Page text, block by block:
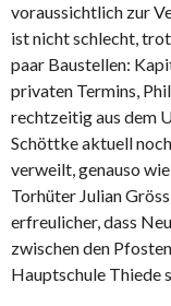
voraussichtlich zur
ist nicht schlecht,
paar Baustellen:
privaten Termins,
rechtzeitig aus dem
Schöttke aktuell
verweilt, genauso
Torhüter Julian
erfreulicher, dass
zwischen den
Hauptschule Thiede